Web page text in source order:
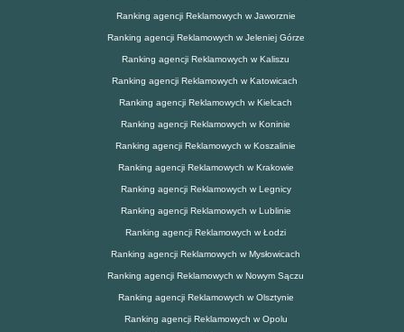
Ranking agencji Reklamowych w Jaworznie
Ranking agencji Reklamowych w Jeleniej Górze
Ranking agencji Reklamowych w Kaliszu
Ranking agencji Reklamowych w Katowicach
Ranking agencji Reklamowych w Kielcach
Ranking agencji Reklamowych w Koninie
Ranking agencji Reklamowych w Koszalinie
Ranking agencji Reklamowych w Krakowie
Ranking agencji Reklamowych w Legnicy
Ranking agencji Reklamowych w Lublinie
Ranking agencji Reklamowych w Łodzi
Ranking agencji Reklamowych w Mysłowicach
Ranking agencji Reklamowych w Nowym Sączu
Ranking agencji Reklamowych w Olsztynie
Ranking agencji Reklamowych w Opolu